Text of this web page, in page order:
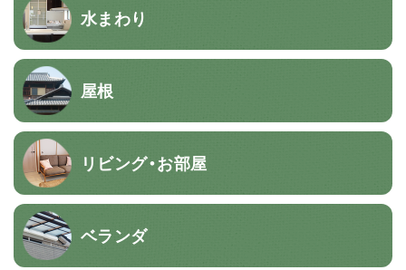
水まわり
屋根
リビング・お部屋
ベランダ